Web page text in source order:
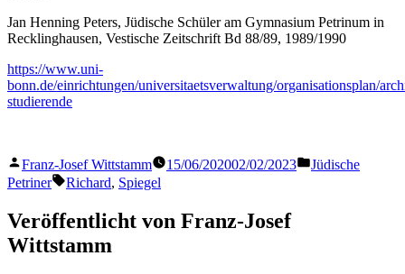
Jan Henning Peters, Jüdische Schüler am Gymnasium Petrinum in
Recklinghausen, Vestische Zeitschrift Bd 88/89, 1989/1990
https://www.uni-
bonn.de/einrichtungen/universitaetsverwaltung/organisationsplan/
studierende
Veröffentlicht
von
Franz-Josef Wittstamm 15/06/202002/02/2023
Veröffentlicht
Jüdische
Petriner
Schlagwörter:
Richard, Spiegel
Veröffentlicht von Franz-Josef
Wittstamm